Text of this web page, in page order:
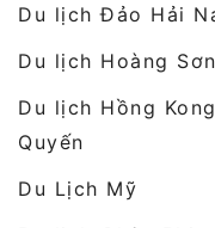
Du lịch Đảo Hải
Du lịch Hoàng
Du lịch Hồng
Quyến
Du Lịch Mỹ